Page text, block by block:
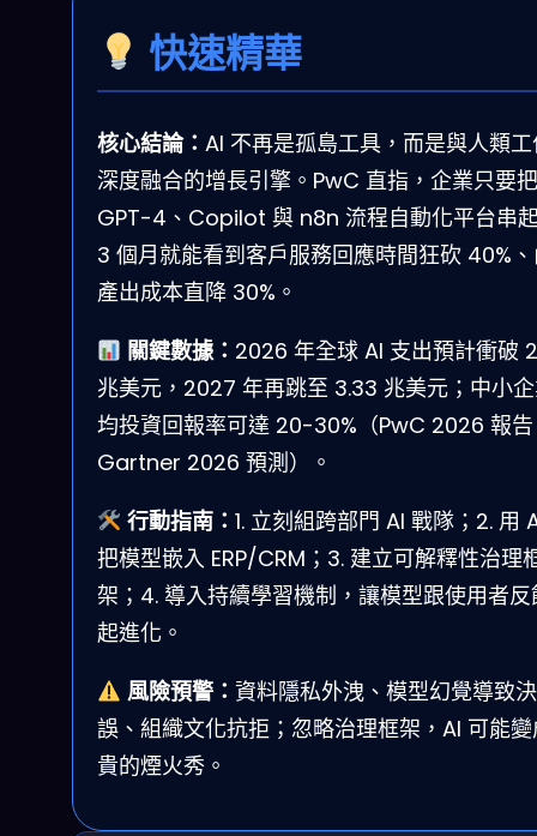
快速精華
核心結論： AI 不再是孤島工具，而是與人類
深度融合的增長引擎。PwC 直指，企業只要把
GPT-4、Copilot 與 n8n 流程自動化平台串
3 個月就能看到客戶服務回應時間狂砍 40%
產出成本直降 30%。
關鍵數據： 2026 年全球 AI 支出預計衝破
兆美元，2027 年再跳至 3.33 兆美元；中小
均投資回報率可達 20-30%（PwC 2026 報
Gartner 2026 預測）。
行動指南： 1. 立刻組跨部門 AI 戰隊；2. 用
把模型嵌入 ERP/CRM；3. 建立可解釋性治理
架；4. 導入持續學習機制，讓模型跟使用者反
起進化。
風險預警： 資料隱私外洩、模型幻覺導致
誤、組織文化抗拒；忽略治理框架，AI 可能
貴的煙火秀。